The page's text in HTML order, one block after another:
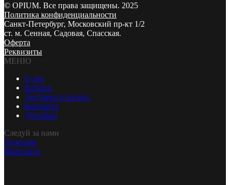
© OPIUM. Все права защищены. 2025
Политика конфиденциальности
Санкт-Петербург, Московский пр-кт 1/2
ст. м. Сенная, Садовая, Спасская.
Оферта
Реквизиты
МЕНЮ
О нас
Каталог
Доставка и оплата
Контакты
Доставка
Следуй за нами
Телеграм
Вконтакте